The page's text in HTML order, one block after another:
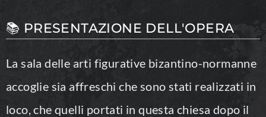
📚 PRESENTAZIONE DELL'OPERA
La sala delle arti figurative bizantino-normanne
accoglie sia affreschi che sono stati realizzati in
loco, che quelli portati in questa chiesa dopo il